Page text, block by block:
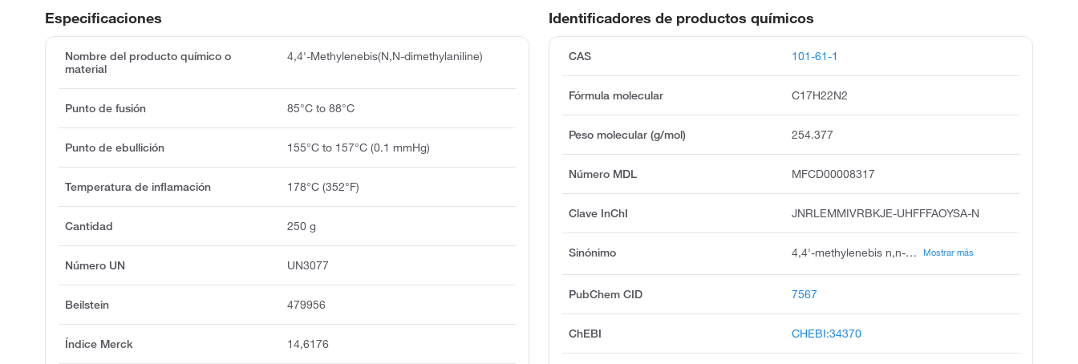
Identificadores de productos químicos
CAS 101-61-1
Fórmula molecular C17H22N2
Peso molecular (g/mol) 254.377
Número MDL MFCD00008317
Clave InChI JNRLEMMIVRBKJE-UHFFFAOYSA-N
Sinónimo 4,4'-methylenebis n,n-dimethylaniline, tetra-base, tetrabase, michler's base, methane base, methylene base, michler's hydride, michler's methane, 4,4'-bis dimethylamino diphenylmethane, reduced michler's ketone Mostrar más
PubChem CID 7567
ChEBI CHEBI:34370
Especificaciones
Nombre del producto químico o
material
4,4'-Methylenebis(N,N-dimethylaniline)
Punto de fusión 85°C to 88°C
Punto de ebullición 155°C to 157°C (0.1 mmHg)
Temperatura de inflamación 178°C (352°F)
Cantidad 250 g
Número UN UN3077
Beilstein 479956
Índice Merck 14,6176